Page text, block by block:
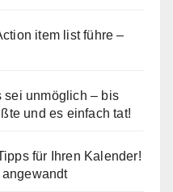
item list führe –
sei unmöglich – bis
und es einfach tat!
für Ihren Kalender!